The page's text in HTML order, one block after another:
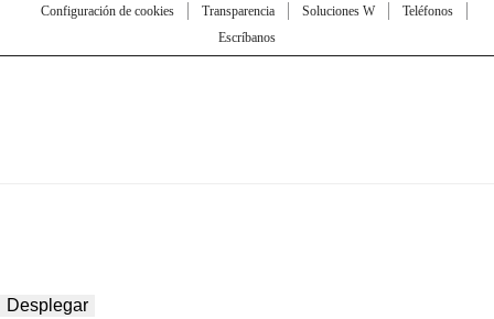
Configuración de cookies
Transparencia Soluciones W
Teléfonos
Escríbanos
Desplegar